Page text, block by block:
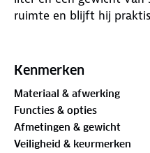
ruimte en blijft hij
weerbare YKK-ritssluiting
hem openen zonder
vier wielen? Ze draaien
door drukke
Kenmerken
Materiaal & afwerking
Functies & opties
Afmetingen & gewicht
Veiligheid & keurmerken